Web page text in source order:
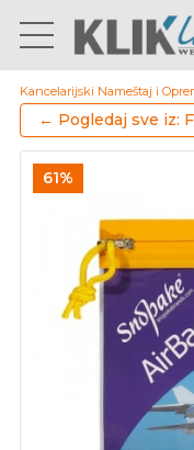
Kancelarijski Nameštaj i
← Pogledaj sve iz:
61%